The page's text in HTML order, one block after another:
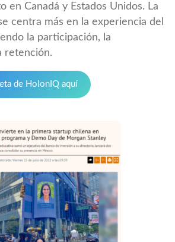
en Canadá y Estados Unidos. La
centra más en la experiencia del
la participación, la
retención.
de HolonIQ aquí